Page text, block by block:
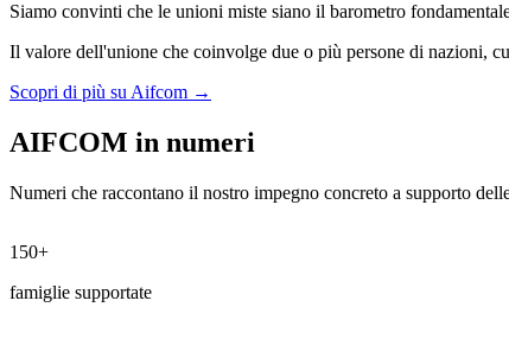
Siamo convinti che le unioni miste siano il barometro
Il valore dell'unione che coinvolge due o più persone di nazioni,
Scopri di più su Aifcom →
AIFCOM in numeri
Numeri che raccontano il nostro impegno concreto a supporto
80+
eventi organizzati